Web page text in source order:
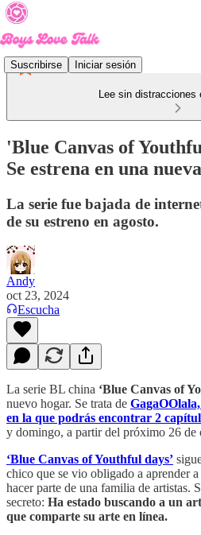
Suscribirse Iniciar sesión
Lee sin distracciones
'Blue Canvas of
Se estrena en una
La serie fue bajada de
de su estreno en agosto.
Andy
oct 23, 2024
Escucha
La serie BL china ‘Blue Canvas of
nuevo hogar. Se trata de
en la que podrás encontrar 2
y domingo, a partir del próximo 26 de
‘Blue Canvas of Youthful days’
chico que se vio obligado a aprender
hacer parte de una familia de artistas.
secreto: Ha estado buscando a un
que comparte su arte en línea.